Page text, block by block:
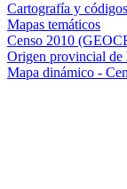
Cartografía y
Mapas temáticos
Censo 2010
Origen provincial de
Mapa dinámico -